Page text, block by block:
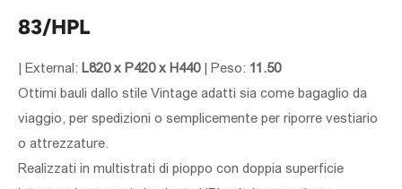
83/HPL
| External: L820 x P420 x H440 | Peso: 11.50
Ottimi bauli dallo stile Vintage adatti sia come bagaglio da
viaggio, per spedizioni o semplicemente per riporre vestiario
o attrezzature.
Realizzati in multistrati di pioppo con doppia superficie